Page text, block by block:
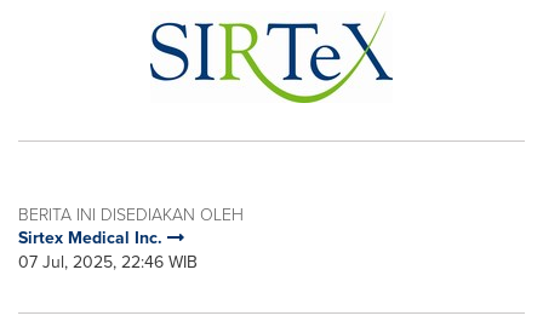
BERITA INI DISEDIAKAN OLEH
Sirtex Medical Inc.
07 Jul, 2025, 22:46 WIB